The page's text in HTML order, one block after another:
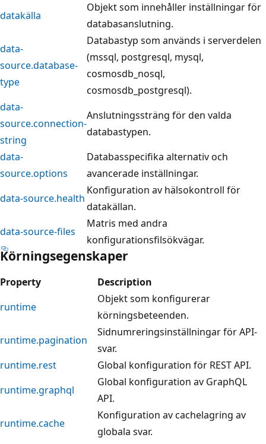
datakälla
Objekt som innehåller inställningar för
databasanslutning.
data-
source.database-
type
Databastyp som används i serverdelen
(mssql, postgresql, mysql,
cosmosdb_nosql,
cosmosdb_postgresql).
data-
source.connection-
string
Anslutningssträng för den valda
databastypen.
data-
source.options
Databasspecifika alternativ och
avancerade inställningar.
data-source.health
Konfiguration av hälsokontroll för
datakällan.
data-source-files
Matris med andra
konfigurationsfilsökvägar.
Körningsegenskaper
Property
Description
runtime
Objekt som konfigurerar
körningsbeteenden.
runtime.pagination
Sidnumreringsinställningar för API-
svar.
runtime.rest
Global konfiguration för REST API.
runtime.graphql
Global konfiguration av GraphQL
API.
runtime.cache
Konfiguration av cachelagring av
globala svar.